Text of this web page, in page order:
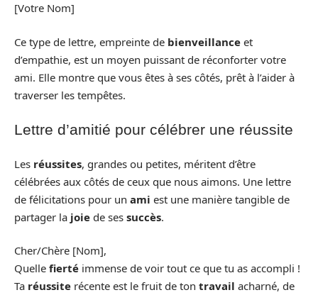
[Votre Nom]
Ce type de lettre, empreinte de bienveillance et
d’empathie, est un moyen puissant de réconforter votre
ami. Elle montre que vous êtes à ses côtés, prêt à l’aider à
traverser les tempêtes.
Lettre d’amitié pour célébrer une réussite
Les réussites, grandes ou petites, méritent d’être
célébrées aux côtés de ceux que nous aimons. Une lettre
de félicitations pour un ami est une manière tangible de
partager la joie de ses succès.
Cher/Chère [Nom],
Quelle fierté immense de voir tout ce que tu as accompli !
Ta réussite récente est le fruit de ton travail acharné, de